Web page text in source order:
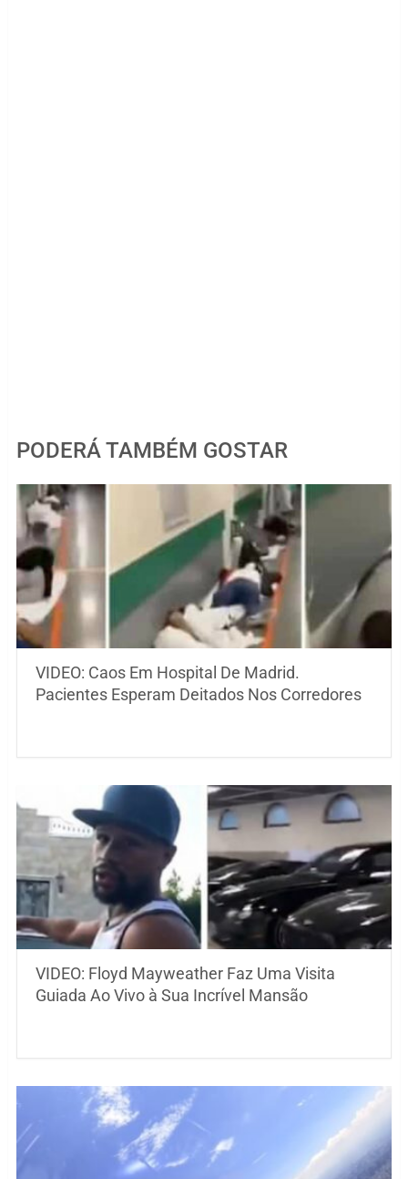
PODERÁ TAMBÉM GOSTAR
VIDEO: Caos Em Hospital De Madrid.
Pacientes Esperam Deitados Nos Corredores
VIDEO: Floyd Mayweather Faz Uma Visita
Guiada Ao Vivo à Sua Incrível Mansão